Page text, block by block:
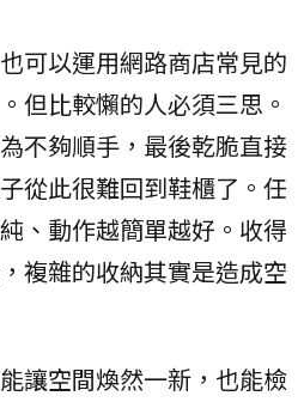
可以運用網路商店常見的
但比較懶的人必須三思。
不夠順手，最後乾脆直接
從此很難回到鞋櫃了。任
、動作越簡單越好。收得
複雜的收納其實是造成空
讓空間煥然一新，也能檢